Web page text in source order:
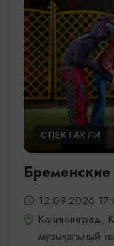
СПЕКТАКЛИ
12.09.2026
Калининград,
музыкальный